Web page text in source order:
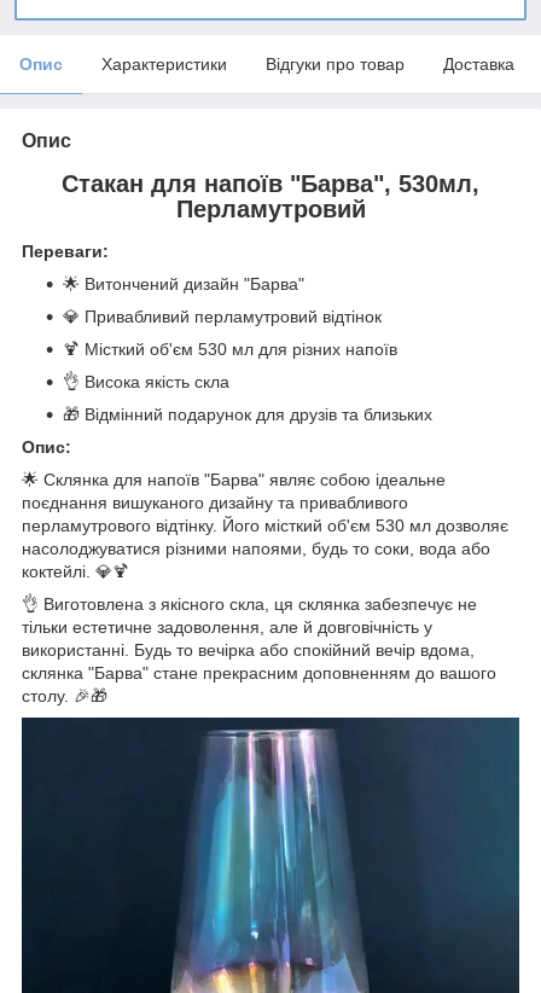
Опис Характеристики Відгуки про товар Доставка
Опис
Стакан для напоїв "Барва", 530мл,
Перламутровий
Переваги:
🌟 Витончений дизайн "Барва"
💎 Привабливий перламутровий відтінок
🍹 Місткий об'єм 530 мл для різних напоїв
👌 Висока якість скла
🎁 Відмінний подарунок для друзів та близьких
Опис:
🌟 Склянка для напоїв "Барва" являє собою ідеальне
поєднання вишуканого дизайну та привабливого
перламутрового відтінку. Його місткий об'єм 530 мл дозволяє
насолоджуватися різними напоями, будь то соки, вода або
коктейлі. 💎🍹
👌 Виготовлена з якісного скла, ця склянка забезпечує не
тільки естетичне задоволення, але й довговічність у
використанні. Будь то вечірка або спокійний вечір вдома,
склянка "Барва" стане прекрасним доповненням до вашого
столу. 🎉🎁